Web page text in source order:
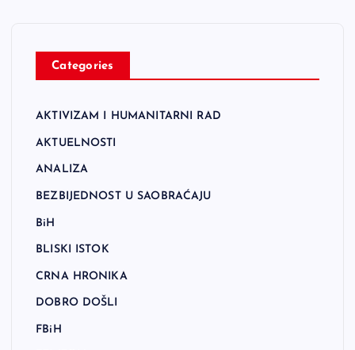
Categories
AKTIVIZAM I HUMANITARNI RAD
AKTUELNOSTI
ANALIZA
BEZBIJEDNOST U SAOBRAĆAJU
BiH
BLISKI ISTOK
CRNA HRONIKA
DOBRO DOŠLI
FBiH